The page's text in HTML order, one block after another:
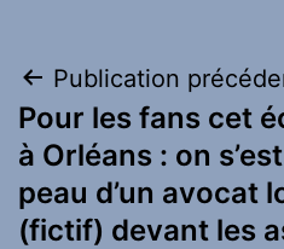
Navigation
de
l’article
Publication
Pour les fans cet
à Orléans : on
peau d’un avocat
(fictif) devant les